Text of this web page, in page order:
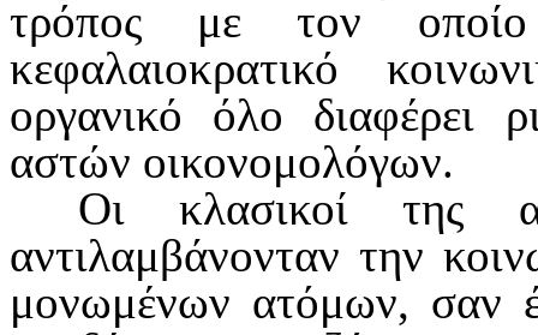
τρόπος με τον
κεφαλαιοκρατικό
οργανι­κό όλο διαφέρει
αστών οικονομολό­γων.
Οι κλασικοί της
αντιλαμβάνονταν την
μονωμένων ατόμων, σαν